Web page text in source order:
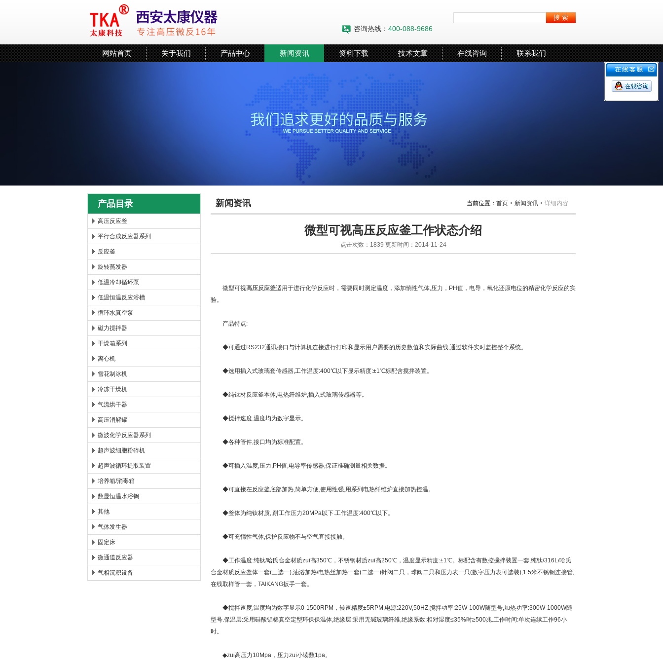
西安太康生物科技有限公司
咨询热线： 400-088-9686
网站首页 关于我们 产品中心 新闻资讯 资料下载 技术文章 在线咨询 联系我们
产品目录
高压反应釜
平行合成反应器系列
反应釜
旋转蒸发器
低温冷却循环泵
低温恒温反应浴槽
循环水真空泵
磁力搅拌器
干燥箱系列
离心机
雪花制冰机
冷冻干燥机
气流烘干器
高压消解罐
微波化学反应器系列
超声波细胞粉碎机
超声波循环提取装置
培养箱/消毒箱
数显恒温水浴锅
其他
气体发生器
固定床
微通道反应器
气相沉积设备
新闻资讯 当前位置： 首页 > 新闻资讯 > 详细内容
微型可视高压反应釜工作状态介绍
点击次数：1839 更新时间：2014-11-24
微型可视高压反应釜适用于进行化学反应时，需要同时测定温度，添加惰性气体,压力，PH值，电导，氧化还原电位的精密化学反应的实
验。
产品特点:
◆可通过RS232通讯接口与计算机连接进行打印和显示用户需要的历史数值和实际曲线,通过软件实时监控整个系统。
◆选用插入式玻璃套传感器,工作温度:400℃以下显示精度:±1℃标配含搅拌装置。
◆纯钛材反应釜本体,电热纤维炉,插入式玻璃传感器等。
◆搅拌速度,温度均为数字显示。
◆各种管件,接口均为标准配置。
◆可插入温度,压力,PH值,电导率传感器,保证准确测量相关数据。
◆可直接在反应釜底部加热,简单方便,使用性强,用系列电热纤维炉直接加热控温。
◆釜体为纯钛材质,,耐工作压力20MPa以下.工作温度:400℃以下。
◆可充惰性气体,保护反应物不与空气直接接触。
◆工作温度:纯钛/哈氏合金材质zui高350℃，不锈钢材质zui高250℃，温度显示精度:±1℃。标配含有数控搅拌装置一套,纯钛/316L/哈氏
合金材质反应釜体一套(三选一),油浴加热/电热丝加热一套(二选一)针阀二只，球阀二只和压力表一只(数字压力表可选装),1.5米不锈钢连接管,
在线取样管一套，TAIKANG扳手一套。
◆搅拌速度,温度均为数字显示0-1500RPM，转速精度±5RPM,电源:220V,50HZ,搅拌功率:25W-100W随型号,加热功率:300W-1000W随
型号.保温层:采用硅酸铝棉真空定型环保保温体,绝缘层:采用无碱玻璃纤维,绝缘系数:相对湿度≤35%时≥500兆.工作时间:单次连续工作96小
时。
◆zui高压力10Mpa，压力zui小读数1pa。